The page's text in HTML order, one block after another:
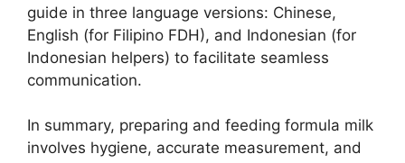
guide in three language versions: Chinese,
English (for Filipino FDH), and Indonesian (for
Indonesian helpers) to facilitate seamless
communication.
In summary, preparing and feeding formula milk
involves hygiene, accurate measurement, and